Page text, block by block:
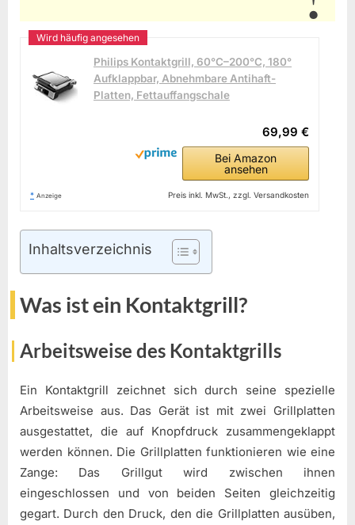
Philips Kontaktgrill, 60°C–200°C, 180°
Aufklappbar, Abnehmbare Antihaft-
Platten, Fettauffangschale
69,99 €
Bei Amazon
ansehen
* Anzeige Preis inkl. MwSt., zzgl. Versandkosten
Inhaltsverzeichnis
Was ist ein Kontaktgrill?
Arbeitsweise des Kontaktgrills
Ein Kontaktgrill zeichnet sich durch seine spezielle
Arbeitsweise aus. Das Gerät ist mit zwei Grillplatten
ausgestattet, die auf Knopfdruck zusammengeklappt
werden können. Die Grillplatten funktionieren wie eine
Zange: Das Grillgut wird zwischen ihnen
eingeschlossen und von beiden Seiten gleichzeitig
gegart. Durch den Druck, den die Grillplatten ausüben,